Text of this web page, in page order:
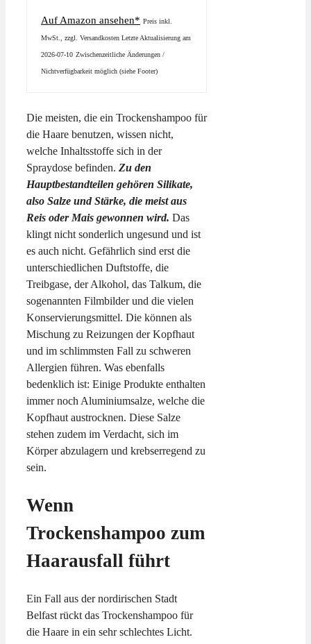
Auf Amazon ansehen* Preis inkl.
MwSt., zzgl. Versandkosten Letzte Aktualisierung am
2026-07-10 Zwischenzeitliche Änderungen /
Nichtverfügbarkeit möglich (siehe Footer)
Die meisten, die ein Trockenshampoo für
die Haare benutzen, wissen nicht,
welche Inhaltsstoffe sich in der
Spraydose befinden. Zu den
Hauptbestandteilen gehören Silikate,
also Salze und Stärke, die meist aus
Reis oder Mais gewonnen wird. Das
klingt nicht sonderlich ungesund und ist
es auch nicht. Gefährlich sind erst die
unterschiedlichen Duftstoffe, die
Treibgase, der Alkohol, das Talkum, die
sogenannten Filmbilder und die vielen
Konservierungsmittel. Die können als
Mischung zu Reizungen der Kopfhaut
und im schlimmsten Fall zu schweren
Allergien führen. Was ebenfalls
bedenklich ist: Einige Produkte enthalten
immer noch Aluminiumsalze, welche die
Kopfhaut austrocknen. Diese Salze
stehen zudem im Verdacht, sich im
Körper abzulagern und krebserregend zu
sein.
Wenn
Trockenshampoo zum
Haarausfall führt
Ein Fall aus der nordirischen Stadt
Belfast rückt das Trockenshampoo für
die Haare in ein sehr schlechtes Licht.